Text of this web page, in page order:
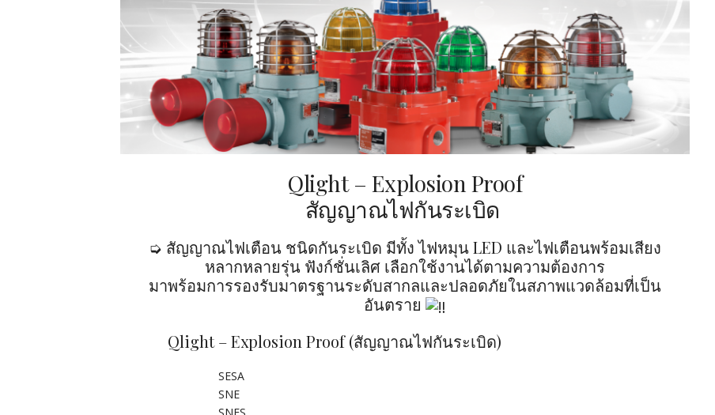
Qlight – Explosion Proof
สัญญาณไฟกันระเบิด
➭ สัญญาณไฟเตือน ชนิดกันระเบิด มีทั้ง ไฟหมุน LED และไฟเตือนพร้อมเสียง
หลากหลายรุ่น ฟังก์ชั่นเลิศ เลือกใช้งานได้ตามความต้องการ
มาพร้อมการรองรับมาตรฐานระดับสากลและปลอดภัยในสภาพแวดล้อมที่เป็น
อันตราย
Qlight – Explosion Proof (สัญญาณไฟกันระเบิด)
SESA
SNE
SNES